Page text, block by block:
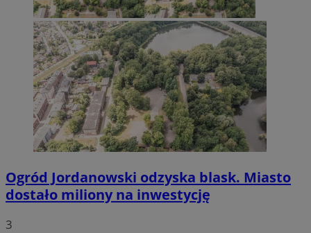
Ogród Jordanowski odzyska blask. Miasto
dostało miliony na inwestycję
3